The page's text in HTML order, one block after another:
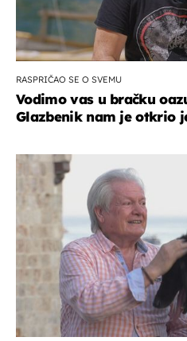
RASPRIČAO SE O SVEMU
Vodimo vas u bračku
Glazbenik nam je otkrio